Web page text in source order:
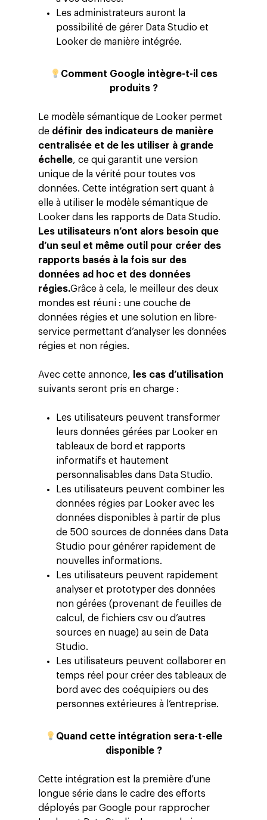
Les administrateurs auront la
possibilité de gérer Data Studio et
Looker de manière intégrée.
Comment Google intègre-t-il ces
produits ?
Le modèle sémantique de Looker permet
de définir des indicateurs de manière
centralisée et de les utiliser à grande
échelle, ce qui garantit une version
unique de la vérité pour toutes vos
données. Cette intégration sert quant à
elle à utiliser le modèle sémantique de
Looker dans les rapports de Data Studio.
Les utilisateurs n’ont alors besoin que
d’un seul et même outil pour créer des
rapports basés à la fois sur des
données ad hoc et des données
régies.Grâce à cela, le meilleur des deux
mondes est réuni : une couche de
données régies et une solution en libre-
service permettant d’analyser les données
régies et non régies.
Avec cette annonce,
les cas d’utilisation
suivants seront pris en charge :
Les utilisateurs peuvent transformer
leurs données gérées par Looker en
tableaux de bord et rapports
informatifs et hautement
personnalisables dans Data Studio.
Les utilisateurs peuvent combiner les
données régies par Looker avec les
données disponibles à partir de plus
de 500 sources de données dans Data
Studio pour générer rapidement de
nouvelles informations.
Les utilisateurs peuvent rapidement
analyser et prototyper des données
non gérées (provenant de feuilles de
calcul, de fichiers csv ou d’autres
sources en nuage) au sein de Data
Studio.
Les utilisateurs peuvent collaborer en
temps réel pour créer des tableaux de
bord avec des coéquipiers ou des
personnes extérieures à l’entreprise.
Quand cette intégration sera-t-elle
disponible ?
Cette intégration est la première d’une
longue série dans le cadre des efforts
déployés par Google pour rapprocher
Altivia
Marketing Digital
Data, Analytics &
Adtech
Tendances
Blog
Presse
Ebooks
Entreprise
Réussites
À propos
ESG
Employés
Contact